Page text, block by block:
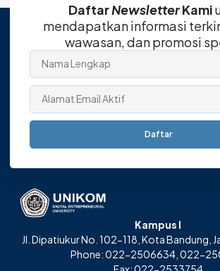
DaftarNewsletterKami
mendapatkan informasi
wawasan, dan promosi
Daftar
Kampus I
Jl. Dipatiukur No. 102-118, Kota Bandung,
Phone: 022-2506634, 022-